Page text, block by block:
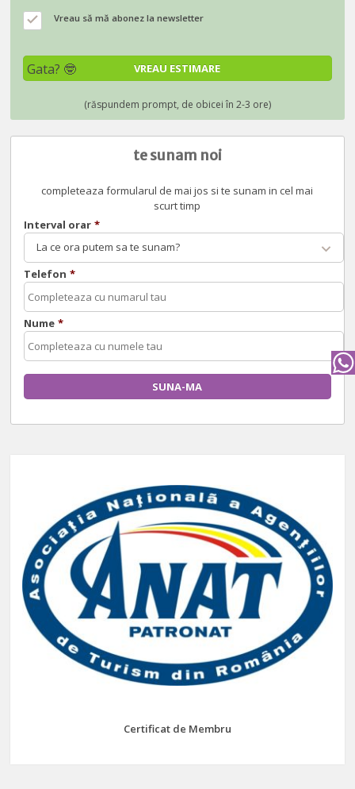
Vreau să mă abonez la newsletter
te sunam noi
completeaza formularul de mai jos si te sunam in cel mai
scurt timp
Interval orar *
La ce ora putem sa te sunam?
Telefon *
Nume *
Certificat de Membru